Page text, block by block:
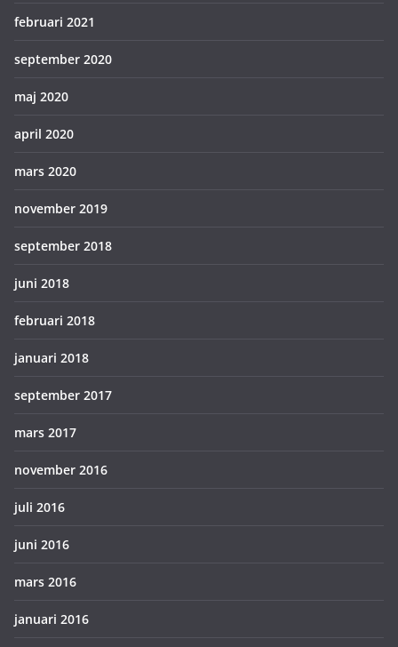
februari 2021
september 2020
maj 2020
april 2020
mars 2020
november 2019
september 2018
juni 2018
februari 2018
januari 2018
september 2017
mars 2017
november 2016
juli 2016
juni 2016
mars 2016
januari 2016